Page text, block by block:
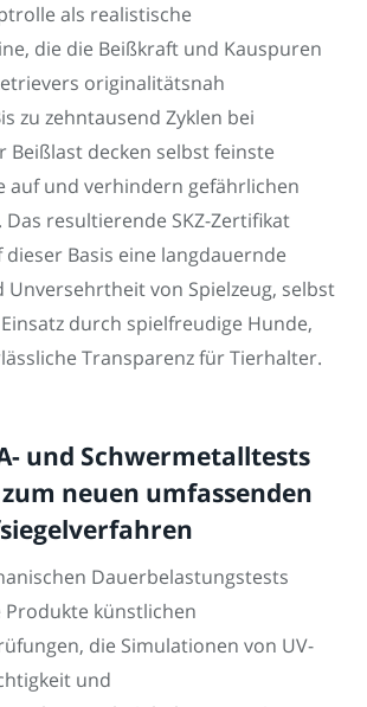
als realistische
die die Beißkraft und Kauspuren
originalitätsnah
zu zehntausend Zyklen bei
Beißlast decken selbst feinste
auf und verhindern gefährlichen
resultierende SKZ-Zertifikat
Basis eine langdauernde
Unversehrtheit von Spielzeug, selbst
durch spielfreudige Hunde,
Transparenz für Tierhalter.
und Schwermetalltests
neuen umfassenden
Dauerbelastungstests
künstlichen
die Simulationen von UV-
und